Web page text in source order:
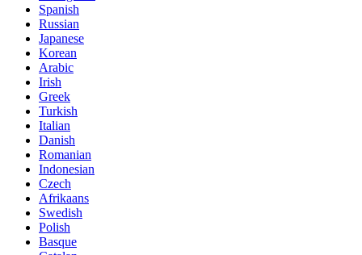
Spanish
Russian
Japanese
Korean
Arabic
Irish
Greek
Turkish
Italian
Danish
Romanian
Indonesian
Czech
Afrikaans
Swedish
Polish
Basque